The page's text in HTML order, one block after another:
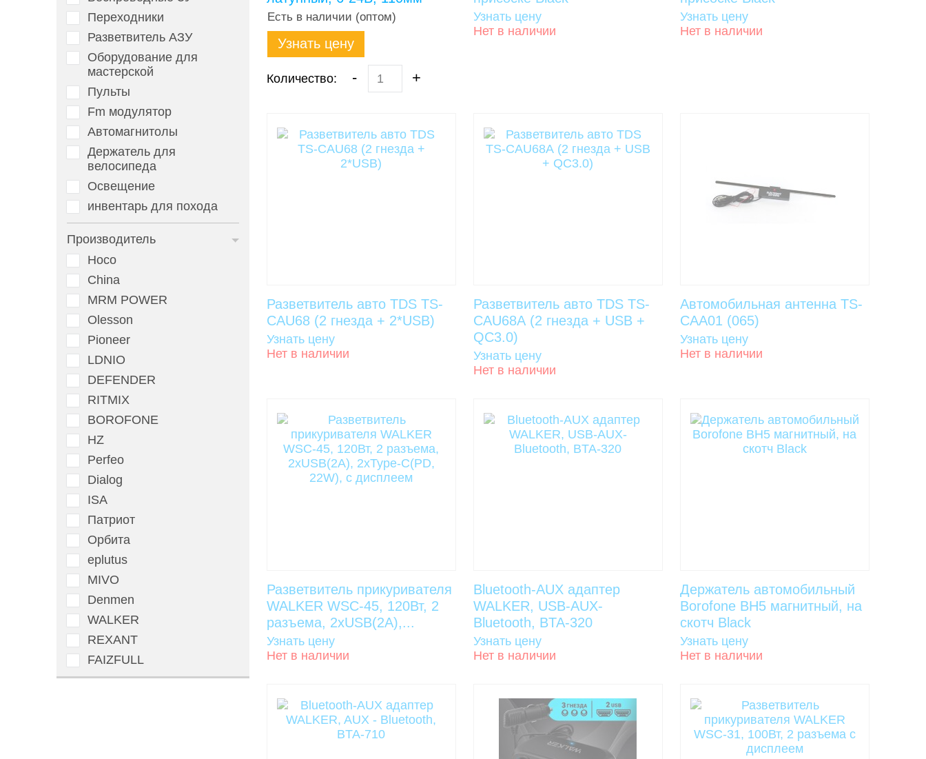
Есть в наличии (оптом)
Узнать цену
Количество: - +
Узнать цену
Нет в наличии
Узнать цену
Нет в наличии
Разветвитель авто TDS TS-
CAU68 (2 гнезда + 2*USB)
Узнать цену
Нет в наличии
Разветвитель авто TDS TS-
CAU68А (2 гнезда + USB +
QC3.0)
Узнать цену
Нет в наличии
Автомобильная антенна TS-
CAA01 (065)
Узнать цену
Нет в наличии
Разветвитель прикуривателя
WALKER WSC-45, 120Вт, 2
разъема, 2хUSB(2А),...
Узнать цену
Нет в наличии
Bluetooth-AUX адаптер
WALKER, USB-AUX-
Bluetooth, BTA-320
Узнать цену
Нет в наличии
Держатель автомобильный
Borofone BH5 магнитный, на
скотч Black
Узнать цену
Нет в наличии
Переходники
Разветвитель АЗУ
Оборудование для
мастерской
Пульты
Fm модулятор
Автомагнитолы
Держатель для
велосипеда
Освещение
инвентарь для похода
Производитель
Hoco
China
MRM POWER
Olesson
Pioneer
LDNIO
DEFENDER
RITMIX
BOROFONE
HZ
Perfeo
Dialog
ISA
Патриот
Орбита
eplutus
MIVO
Denmen
WALKER
REXANT
FAIZFULL